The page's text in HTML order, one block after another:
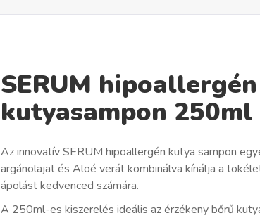
SERUM hipoallergén
kutyasampon 250ml
Az innovatív SERUM hipoallergén kutya sampon
argánolajat és Aloé verát kombinálva kínálja a
ápolást kedvenced számára.
A 250ml-es kiszerelés ideális az érzékeny bőrű